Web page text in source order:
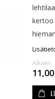
kertoo
Alkaen